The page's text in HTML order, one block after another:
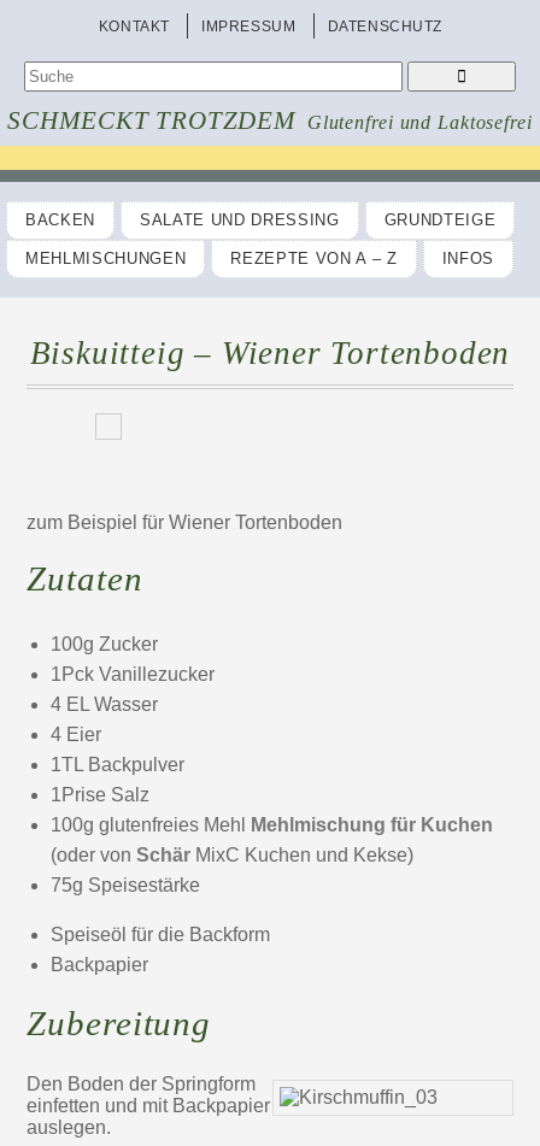
KONTAKT IMPRESSUM DATENSCHUTZ
SCHMECKT TROTZDEM Glutenfrei und Laktosefrei
BACKEN SALATE UND DRESSING GRUNDTEIGE
MEHLMISCHUNGEN REZEPTE VON A – Z INFOS
Biskuitteig – Wiener Tortenboden
zum Beispiel für Wiener Tortenboden
Zutaten
100g Zucker
1Pck Vanillezucker
4 EL Wasser
4 Eier
1TL Backpulver
1Prise Salz
100g glutenfreies Mehl
Mehlmischung für Kuchen
(oder vonSchär MixC Kuchen und Kekse)
75g Speisestärke
Speiseöl für die Backform
Backpapier
Zubereitung
Den Boden der Springform
einfetten und mit Backpapier
auslegen.